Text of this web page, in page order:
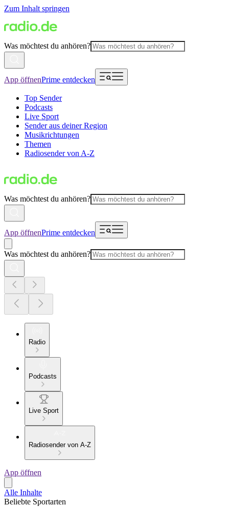
Zum Inhalt springen
Was möchtest du anhören?
App öffnenPrime entdecken
Top Sender
Podcasts
Live Sport
Sender aus deiner Region
Musikrichtungen
Themen
Radiosender von A-Z
Was möchtest du anhören?
App öffnenPrime entdecken
Was möchtest du anhören?
Radio
Podcasts
Live Sport
Radiosender von A-Z
App öffnen
Alle Inhalte
Beliebte Sportarten